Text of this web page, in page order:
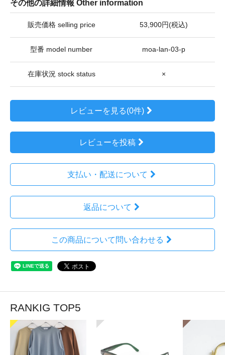
その他の詳細情報 Other information
販売価格 selling price 53,900円(税込)
型番 model number moa-lan-03-p
在庫状況 stock status ×
レビューを見る(0件)
レビューを投稿
支払い・配送について
返品について
この商品について問い合わせる
RANKIG TOP5